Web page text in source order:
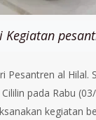
Kegiatan
al
pada Rabu
kegiatan